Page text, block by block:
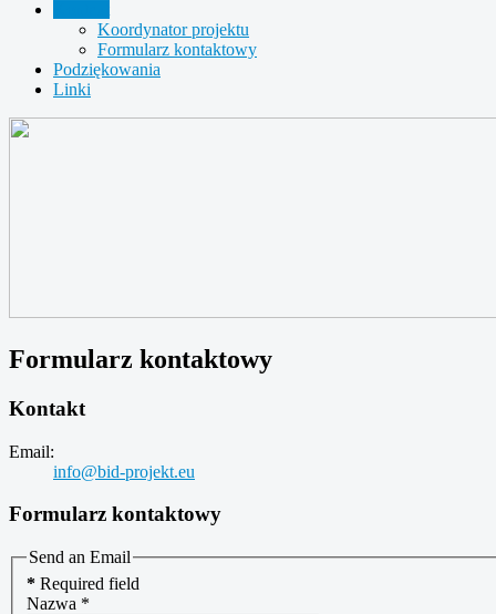
Koordynator projektu
Formularz kontaktowy
Podziękowania
Linki
Formularz kontaktowy
Kontakt
Email:
info@bid-projekt.eu
Formularz kontaktowy
Send an Email
* Required field
Nazwa *